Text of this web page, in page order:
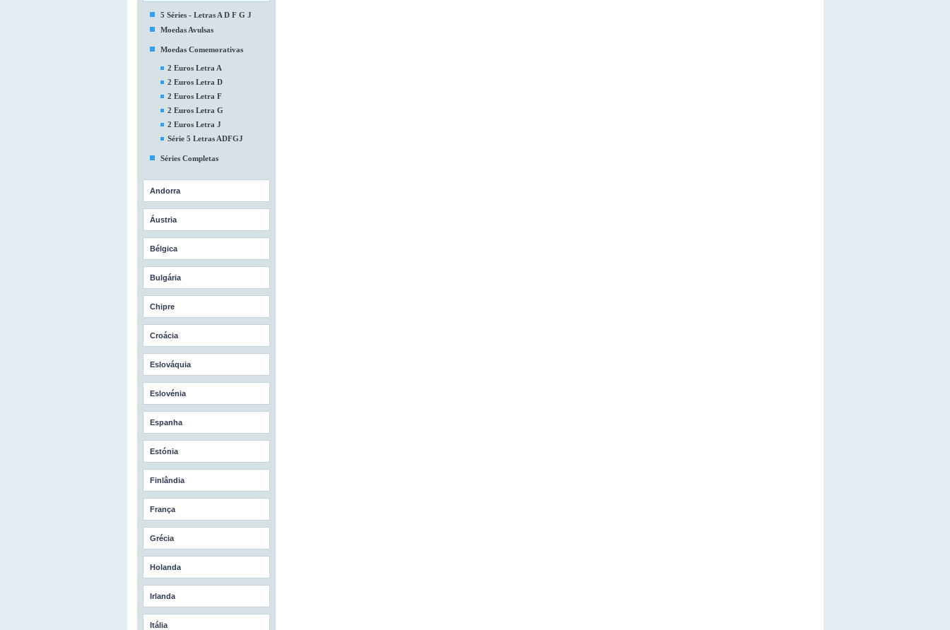
5 Séries - Letras A D F G J
Moedas Avulsas
Moedas Comemorativas
2 Euros Letra A
2 Euros Letra D
2 Euros Letra F
2 Euros Letra G
2 Euros Letra J
Série 5 Letras ADFGJ
Séries Completas
Andorra
Áustria
Bélgica
Bulgária
Chipre
Croácia
Eslováquia
Eslovénia
Espanha
Estónia
Finlândia
França
Grécia
Holanda
Irlanda
Itália